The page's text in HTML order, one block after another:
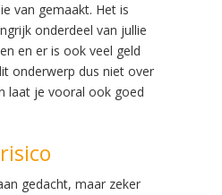
van gemaakt. Het is
onderdeel van jullie
en er is ook veel geld
onderwerp dus niet over
laat je vooral ook goed
gedacht, maar zeker